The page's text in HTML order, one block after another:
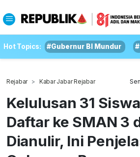
Hot Topics: #Gubernur BI Mundur
Rejabar Kabar Jabar Rejabar
Kelulusan 31
Daftar ke SMAN 3
Dianulir, Ini